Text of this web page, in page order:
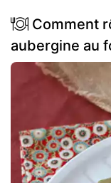
Comment
aubergine au